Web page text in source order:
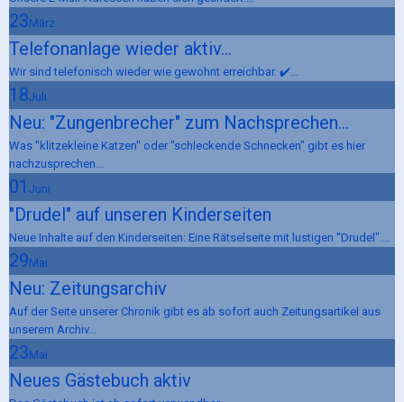
23März
Telefonanlage wieder aktiv...
Wir sind telefonisch wieder wie gewohnt erreichbar. ✔️...
18Juli
Neu: "Zungenbrecher" zum Nachsprechen...
Was "klitzekleine Katzen" oder "schleckende Schnecken" gibt es hier
nachzusprechen...
01 Juni
"Drudel" auf unseren Kinderseiten
Neue Inhalte auf den Kinderseiten: Eine Rätselseite mit lustigen "Drudel"....
29Mai
Neu: Zeitungsarchiv
Auf der Seite unserer Chronik gibt es ab sofort auch Zeitungsartikel aus
unserem Archiv...
23Mai
Neues Gästebuch aktiv